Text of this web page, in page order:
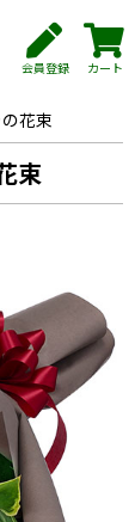
会員登録 カート
の花束
束